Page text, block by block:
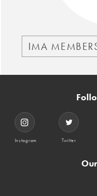
IMA
Instagram Twitter